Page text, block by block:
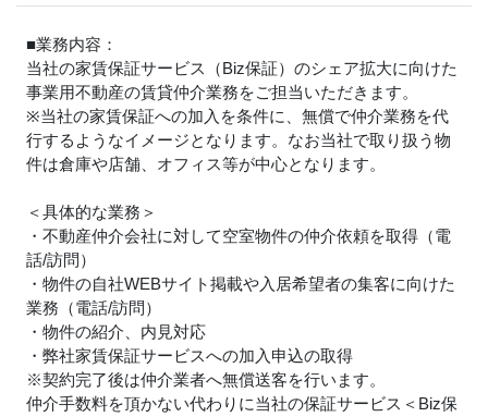
■業務内容：
当社の家賃保証サービス（Biz保証）のシェア拡大に向けた
事業用不動産の賃貸仲介業務をご担当いただきます。
※当社の家賃保証への加入を条件に、無償で仲介業務を代
行するようなイメージとなります。なお当社で取り扱う物
件は倉庫や店舗、オフィス等が中心となります。
＜具体的な業務＞
・不動産仲介会社に対して空室物件の仲介依頼を取得（電
話/訪問）
・物件の自社WEBサイト掲載や入居希望者の集客に向けた
業務（電話/訪問）
・物件の紹介、内見対応
・弊社家賃保証サービスへの加入申込の取得
※契約完了後は仲介業者へ無償送客を行います。
仲介手数料を頂かない代わりに当社の保証サービス＜Biz保